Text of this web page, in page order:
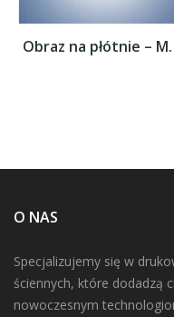
Obraz na
O NAS
Specjalizujemy się w
ściennych, które dodadzą
nowoczesnym